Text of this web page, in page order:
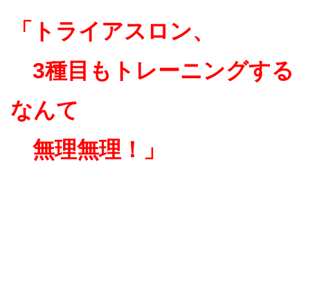
「トライアスロン、
3種目もトレーニングする
なんて
無理無理！」